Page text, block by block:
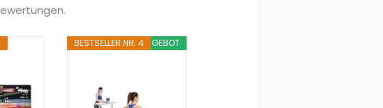
ANGEBOT
BESTSELLER NR. 4